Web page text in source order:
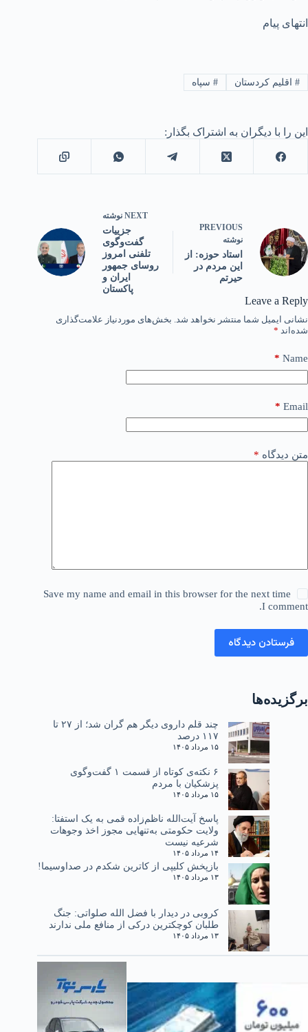
انتهای پیام
#اقلیم کردستان #سپاه
این را با دیگران به اشتراک بگذار:
PREVIOUS
نوشته
استاد حوزه: از
این مردم در
حیرتم
NEXT نوشته
جزییات
گفت‌وگوی
تلفنی امروز
روسای جمهور
ایران و
پاکستان
Leave a Reply
نشانی ایمیل شما منتشر نخواهد شد. بخش‌های موردنیاز علامت‌گذاری
شده‌اند *
Name
*
Email
*
متن دیدگاه *
Save my name and email in this browser for the next time
I comment.
فرستادن دیدگاه
برگزیده‌ها
چند قلم داروی دیگر هم گران شد؛ از ۲۷ تا
۱۱۷ درصد
۱۵ مرداد ۱۴۰۵
۶ نکته‌ی کوتاه از قسمت ۱ گفت‌وگوی
پزشکیان با مردم
۱۵ مرداد ۱۴۰۵
پاسخ آیت‌الله ناظم‌زاده قمی به یک استفتا:
ولایت حکومتی به‌تنهایی مجوز اخذ وجوهات
شرعیه نیست
۱۴ مرداد ۱۴۰۵
بازپخش کلیپی از کاترین شکدم در صداوسیما!
۱۳ مرداد ۱۴۰۵
کروبی در دیدار با فضل الله صلواتی: جنگ
طلبان کوچکترین درکی از منافع ملی ندارند
۱۳ مرداد ۱۴۰۵